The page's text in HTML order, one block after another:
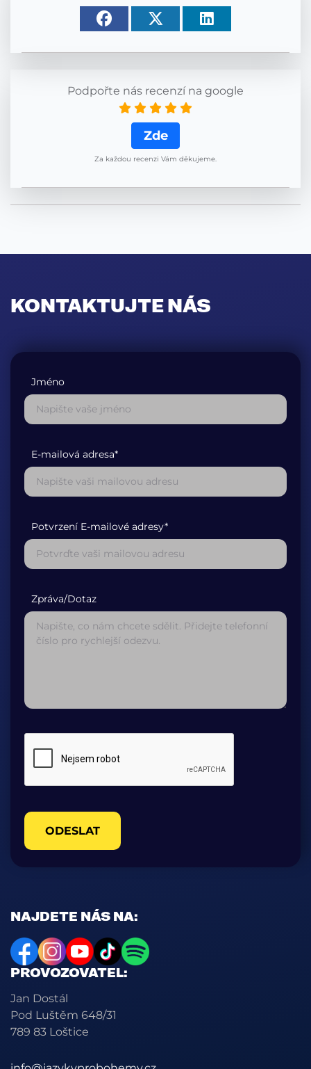
Podpořte nás recenzí na google
Zde
Za každou recenzi Vám děkujeme.
NAJDETE NÁS NA:
PROVOZOVATEL:
Jan Dostál
Pod Luštěm 648/31
789 83 Loštice
KONTAKTUJTE NÁS
Jméno
E-mailová adresa*
Potvrzení E-mailové adresy*
Zpráva/Dotaz
ODESLAT